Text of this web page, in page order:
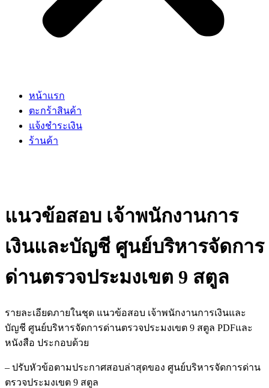
หน้าแรก
ตะกร้าสินค้า
แจ้งชำระเงิน
ร้านค้า
แนวข้อสอบ เจ้าพนักงานการ
เงินและบัญชี ศูนย์บริหารจัดการ
ด่านตรวจประมงเขต 9 สตูล
รายละเอียดภายในชุด แนวข้อสอบ เจ้าพนักงานการเงินและ
บัญชี ศูนย์บริหารจัดการด่านตรวจประมงเขต 9 สตูล PDFและ
หนังสือ ประกอบด้วย
– ปรับหัวข้อตามประกาศสอบล่าสุดของ ศูนย์บริหารจัดการด่าน
ตรวจประมงเขต 9 สตูล